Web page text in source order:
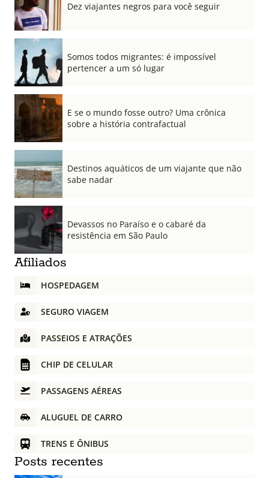
Dez viajantes negros para você seguir
Somos todos migrantes: é impossível
pertencer a um só lugar
E se o mundo fosse outro? Uma crônica
sobre a história contrafactual
Destinos aquáticos de um viajante que não
sabe nadar
Devassos no Paraíso e o cabaré da
resistência em São Paulo
Afiliados
HOSPEDAGEM
SEGURO VIAGEM
PASSEIOS E ATRAÇÕES
CHIP DE CELULAR
PASSAGENS AÉREAS
ALUGUEL DE CARRO
TRENS E ÔNIBUS
Posts recentes